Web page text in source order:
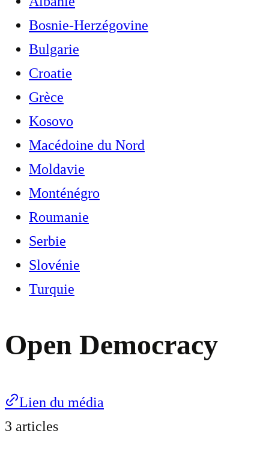
Bosnie-Herzégovine
Bulgarie
Croatie
Grèce
Kosovo
Macédoine du Nord
Moldavie
Monténégro
Roumanie
Serbie
Slovénie
Turquie
Open Democracy
Lien du média
3 articles